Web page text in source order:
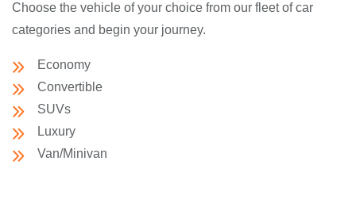
Choose the vehicle of your choice from our fleet of car
categories and begin your journey.
Economy
Convertible
SUVs
Luxury
Van/Minivan